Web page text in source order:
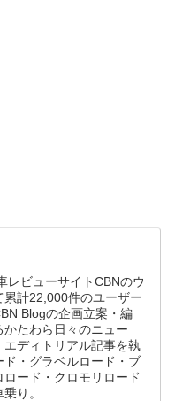
レビューサイトCBNのウ
累計22,000件のユーザー
Blogの企画立案・編
たわら日々のニュー
エディトリアル記事を執
・グラベルロード・ブ
ード・クロモリロード
り。